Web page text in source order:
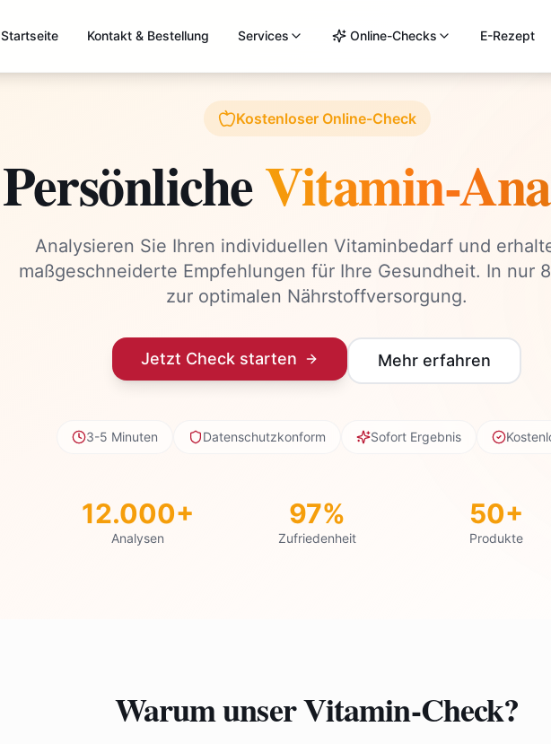
Startseite Kontakt & Bestellung Services Online-Checks E-Rezept
Kostenloser Online-Check
PersönlicheVitamin-
Analysieren Sie Ihren individuellen Vitaminbedarf und
maßgeschneiderte Empfehlungen für Ihre Gesundheit. In nur
zur optimalen Nährstoffversorgung.
Jetzt Check starten Mehr erfahren
3-5 Minuten Datenschutzkonform Sofort Ergebnis
12.000+
Analysen
97%
Zufriedenheit
50+
Produkte
Warum unser Vitamin-Check?